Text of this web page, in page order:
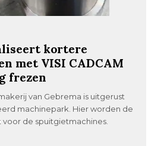
kortere
met VISI CADCAM
frezen
van Gebrema is uitgerust
machinepark. Hier worden de
de spuitgietmachines.